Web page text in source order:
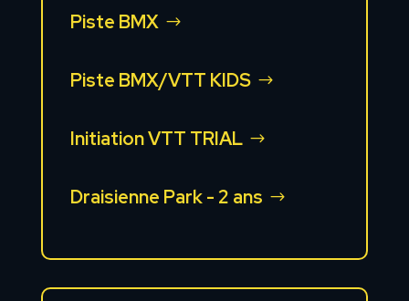
Piste BMX
Piste BMX/VTT KIDS
Initiation VTT TRIAL
Draisienne Park - 2 ans